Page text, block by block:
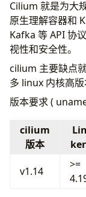
Cilium 就是为大
原生理解容器和
Kafka 等 API 协
视性和安全性。
cilium 主要缺点
多 linux 内核高
版本要求 (
cilium
版本
v1.14
>=